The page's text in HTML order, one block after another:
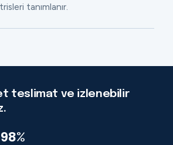
tanımlanır.
teslimat ve izlenebilir
98%